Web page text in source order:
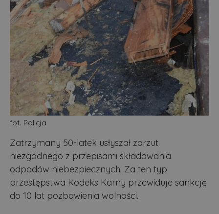
fot. Policja
Zatrzymany 50-latek usłyszał zarzut
niezgodnego z przepisami składowania
odpadów niebezpiecznych. Za ten typ
przestępstwa Kodeks Karny przewiduje sankcję
do 10 lat pozbawienia wolności.